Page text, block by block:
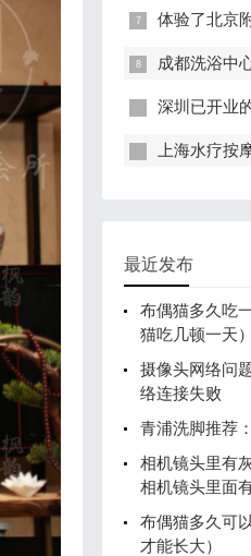
体验了北京附近的前列腺
成都洗浴中心排名-成
深圳已开业的私密会所，
上海水疗按摩会所,技
最近发布
布偶猫多久吃
猫吃几顿一天）
摄像头网络问
络连接失败
青浦洗脚推荐
相机镜头里有
相机镜头里面
布偶猫多久可
才能长大）